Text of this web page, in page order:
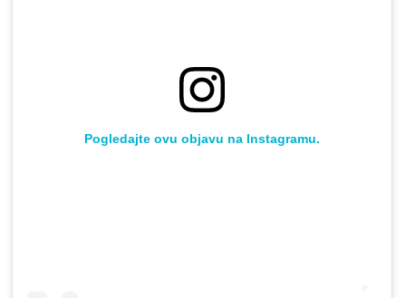
Pogledajte ovu objavu na Instagramu.